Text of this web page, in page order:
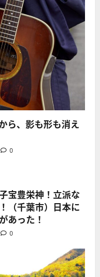
ら、影も形も消え
0
宝豊栄神！立派な
（千葉市）日本に
あった！
0